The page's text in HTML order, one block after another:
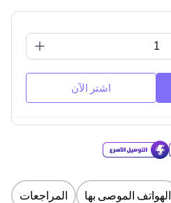
اشتر الآن
الهواتف الموصى بها المراجعات